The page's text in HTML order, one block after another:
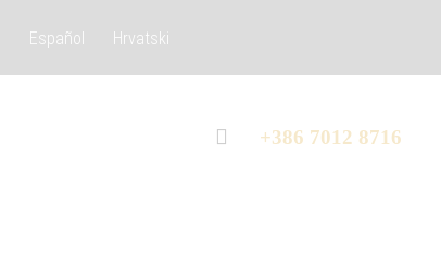
Español Hrvatski
+386 7012 8716